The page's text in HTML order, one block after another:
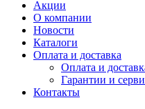
Акции
О компании
Новости
Каталоги
Оплата и доставка
Оплата и
Гарантии и
Контакты